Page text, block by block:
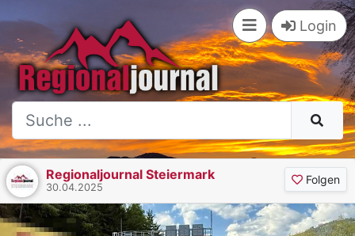
Login
Regionaljournal Steiermark
30.04.2025
Folgen